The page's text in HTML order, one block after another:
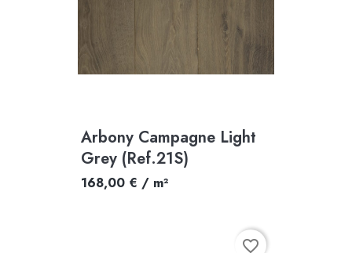
Arbony Campagne Light
Grey (Ref.21S)
168,00 € / m²
favorite_border